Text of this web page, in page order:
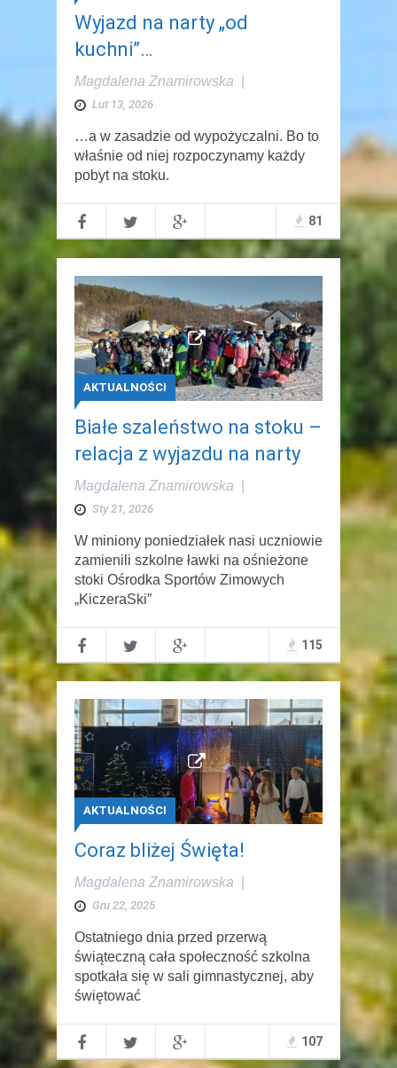
Wyjazd na narty „od
kuchni”…
Magdalena Znamirowska
Lut 13, 2026
…a w zasadzie od wypożyczalni. Bo to
właśnie od niej rozpoczynamy każdy
pobyt na stoku.
81
AKTUALNOŚCI
Białe szaleństwo na stoku –
relacja z wyjazdu na narty
Magdalena Znamirowska
Sty 21, 2026
W miniony poniedziałek nasi uczniowie
zamienili szkolne ławki na ośnieżone
stoki Ośrodka Sportów Zimowych
„KiczeraSki”
115
AKTUALNOŚCI
Coraz bliżej Święta!
Magdalena Znamirowska
Gru 22, 2025
Ostatniego dnia przed przerwą
świąteczną cała społeczność szkolna
spotkała się w sali gimnastycznej, aby
świętować
107